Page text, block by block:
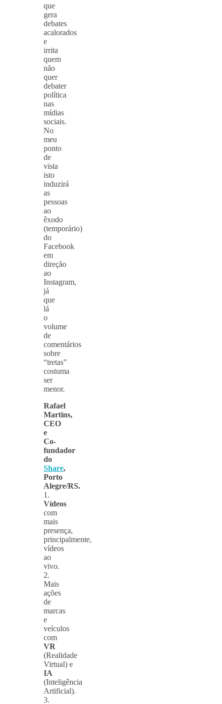
que
gera
debates
acalorados
e
irrita
quem
não
quer
debater
política
nas
mídias
sociais.
No
meu
ponto
de
vista
isto
induzirá
as
pessoas
ao
êxodo
(temporário)
do
Facebook
em
direção
ao
Instagram,
já
que
lá
o
volume
de
comentários
sobre
“tretas”
costuma
ser
menor.
Rafael
Martins,
CEO
e
Co-
fundador
do
Share,
Porto
Alegre/RS.
1.
Vídeos
com
mais
presença,
principalmente,
vídeos
ao
vivo.
2.
Mais
ações
de
marcas
e
veículos
com
VR
(Realidade
Virtual) e
IA
(Inteligência
Artificial).
3.